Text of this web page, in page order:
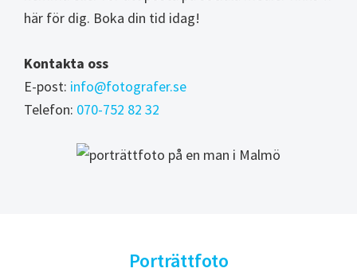
här för dig. Boka din tid idag!
Kontakta oss
E-post: info@fotografer.se
Telefon: 070-752 82 32
Porträttfoto